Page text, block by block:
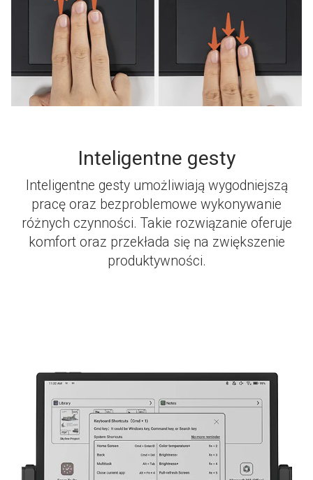
Inteligentne gesty
Inteligentne gesty umożliwiają wygodniejszą
pracę oraz bezproblemowe wykonywanie
różnych czynności. Takie rozwiązanie oferuje
komfort oraz przekłada się na zwiększenie
produktywności.